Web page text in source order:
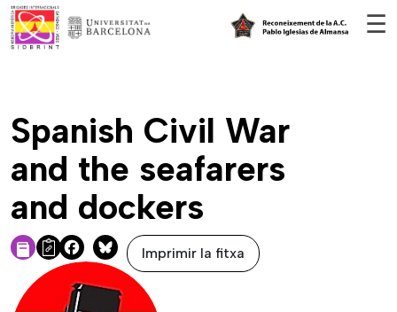
☰
Spanish Civil War
and the seafarers
and dockers
Facebook
Bluesky
Imprimir la fitxa